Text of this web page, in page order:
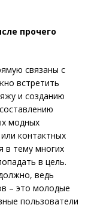
прочего
связаны с
встретить
и созданию
модных
контактных
в тему многих
в цель.
ведь
– это молодые
пользователи